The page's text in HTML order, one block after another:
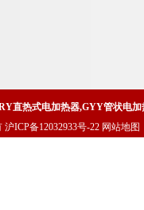
直热式电加热器,GYY管状电加
沪ICP备12032933号-22 网站地图